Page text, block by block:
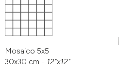
Mosaico 5x5
30x30 cm - 12"x12"